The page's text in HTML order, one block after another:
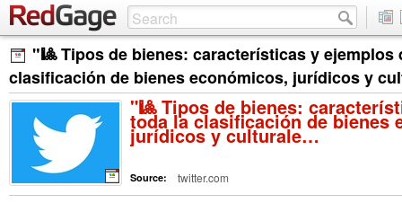
"🎱 Tipos de bienes: características y ejemplos
clasificación de bienes económicos, jurídicos y
"🎱 Tipos de bienes:
toda la clasificación de bienes
jurídicos y culturale…
Source: twitter.com